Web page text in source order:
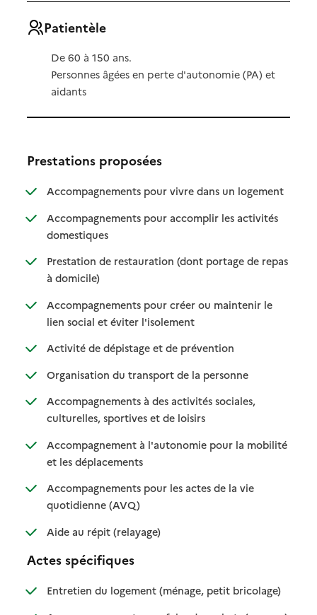
Patientèle
De 60 à 150 ans.
Personnes âgées en perte d'autonomie (PA) et
aidants
Prestations proposées
Accompagnements pour vivre dans un logement
:
: non
Accompagnements pour accomplir les activités
domestiques: disponible
: non disponible
Prestation de restauration (dont portage de repas
à domicile): disponible
: non disponible
Accompagnements pour créer ou maintenir le
lien social et éviter l'isolement: disponible
: non disponible
Activité de dépistage et de prévention: disponible
: non disponible
Organisation du transport de la personne: disponible
: non disponible
Accompagnements à des activités sociales,
culturelles, sportives et de loisirs: disponible
: non disponible
Accompagnement à l'autonomie pour la mobilité
et les déplacements: disponible
: non disponible
Accompagnements pour les actes de la vie
quotidienne (AVQ): disponible
: non disponible
Aide au répit (relayage): disponible
: non disponible
Actes spécifiques
Entretien du logement (ménage, petit bricolage): disponible
: non